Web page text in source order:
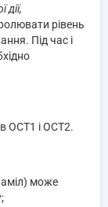
рівень
Під час і
OCT1 і OCT2.
може